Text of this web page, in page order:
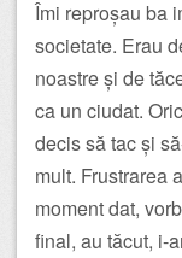
Îmi reproșau ba
societate. Erau
noastre și de
ca un ciudat.
decis să tac și
mult. Frustrarea
moment dat,
final, au tăcut, i-